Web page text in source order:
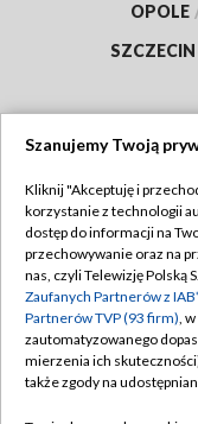
OPOLE
SZCZECIN
Abonament TVP
Emisja w TVP
Centrum
Naziemna
Szanujemy Twoją
Kliknij "Akceptuję i
korzystanie z technologii
dostęp do informacji na
przechowywanie oraz na
nas, czyli Telewizję Polską
Zaufanych Partnerów z
Partnerów TVP (93 firm),
zautomatyzowanego
mierzenia ich
także zgody na